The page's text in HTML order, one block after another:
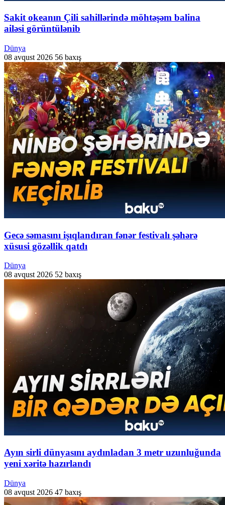
Sakit okeanın Çili sahillərində möhtəşəm balina
ailəsi görüntülənib
Dünya
08 avqust 2026 56 baxış
Gecə səmasını işıqlandıran fənər festivalı şəhərə
xüsusi gözəllik qatdı
Dünya
08 avqust 2026 52 baxış
Ayın sirli dünyasını aydınladan 3 metr uzunluğunda
yeni xəritə hazırlandı
Dünya
08 avqust 2026 47 baxış